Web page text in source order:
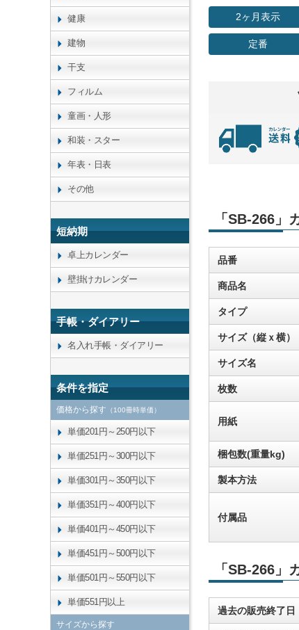
2ヶ月表示
定番
「SB-266」
品番
商品名
タイプ
サイズ（縦ｘ横）
サイズ名
枚数
用紙
梱包数(重量kg)
製本方法
付属品
「SB-266」
過去の販売終了日
健康
建物
干支
フィルム
童画・人形
和装・スター
年表・日表
その他
短納期
卓上カレンダー
壁掛けカレンダー
手帳・ダイアリー
名入れ手帳・ダイアリー
条件を指定
価格から探す （100冊時単価）
単価201円～250円以下
単価251円～300円以下
単価301円～350円以下
単価351円～400円以下
単価401円～450円以下
単価451円～500円以下
単価501円～550円以下
単価551円以上
サイズから探す